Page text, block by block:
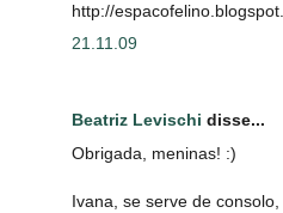
http://
21.11.09
Beatriz Levischi disse...
Obrigada, meninas! :)
Ivana, se serve de